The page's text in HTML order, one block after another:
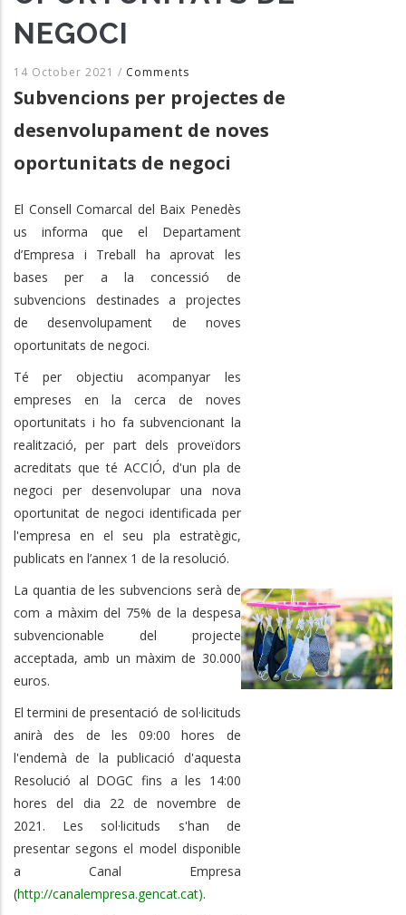
NEGOCI
14 October 2021 / Comments
Subvencions per projectes de
desenvolupament de noves
oportunitats de negoci
El Consell Comarcal del Baix Penedès
us informa que el Departament
d’Empresa i Treball ha aprovat les
bases per a la concessió de
subvencions destinades a projectes
de desenvolupament de noves
oportunitats de negoci.
Té per objectiu acompanyar les
empreses en la cerca de noves
oportunitats i ho fa subvencionant la
realització, per part dels proveïdors
acreditats que té ACCIÓ, d'un pla de
negoci per desenvolupar una nova
oportunitat de negoci identificada per
l'empresa en el seu pla estratègic,
publicats en l’annex 1 de la resolució.
La quantia de les subvencions serà de
com a màxim del 75% de la despesa
subvencionable del projecte
acceptada, amb un màxim de 30.000
euros.
El termini de presentació de sol·licituds
anirà des de les 09:00 hores de
l'endemà de la publicació d'aquesta
Resolució al DOGC fins a les 14:00
hores del dia 22 de novembre de
2021. Les sol·licituds s'han de
presentar segons el model disponible
a Canal Empresa
(http://canalempresa.gencat.cat).